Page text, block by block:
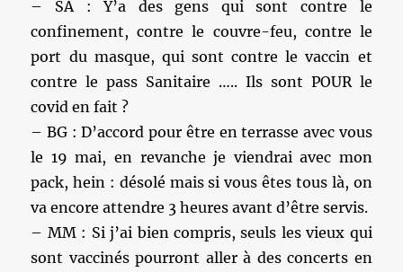
– SA : Y’a des gens qui sont contre le
confinement, contre le couvre-feu, contre le
port du masque, qui sont contre le vaccin et
contre le pass Sanitaire ….. Ils sont POUR le
covid en fait ?
– BG : D’accord pour être en terrasse avec vous
le 19 mai, en revanche je viendrai avec mon
pack, hein : désolé mais si vous êtes tous là, on
va encore attendre 3 heures avant d’être servis.
– MM : Si j’ai bien compris, seuls les vieux qui
sont vaccinés pourront aller à des concerts en